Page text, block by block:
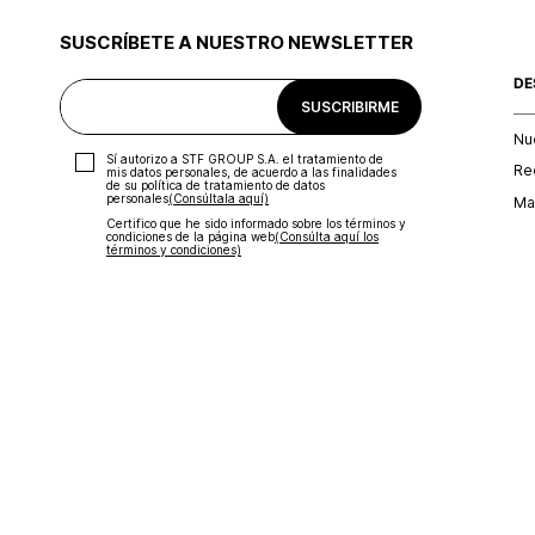
Los cinco bolsillos clásicos mantienen la funcionalidad,
mujer
en tonos neutros se convierten en tu comodín
Pro tip: la bota campana funciona increíblemente bien
¡Redescubre el poder de la bota campana! Suscríbete al
SUSCRÍBETE A NUESTRO NEWSLETTER
SUSCRIBIRME
Sí autorizo a STF GROUP S.A. el tratamiento de
mis datos personales, de acuerdo a las finalidades
de su política de tratamiento de datos
personales‎(Consúltala aquí)
Certifico que he sido informado sobre los términos y
condiciones de la página web‎(Consúlta aquí los
términos y condiciones)